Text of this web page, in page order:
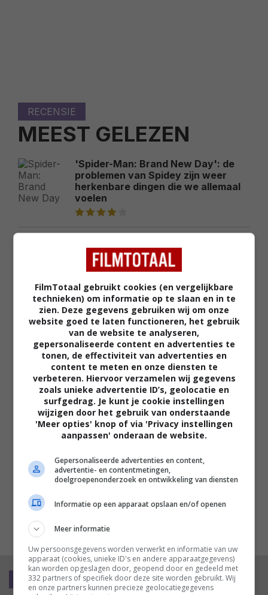
RECENSIE
MEEST GELEZEN
'Spider-Man: Brand New Day': de
problemen van Spidey zijn weer
herkenbare dingen die we allemaal
voelen
commerciële bios, maar te veel
gelikte actie voor de filmhuizen.
'The Christophers': Michaela Coel
en Ian McKellen zijn als de
gemankeerde protagonisten perfect
op elkaar ingespeeld
'De Gaulle: Résistance': humor,
actie en eenvoud maken taaie
geschiedenisles tot meeslepende
publieksfilm
drama over hoe de geest een
tragische gebeurtenis anders
verwerkt dan het lichaam
MEEST GELEZEN
recensie
FilmTotaal gebruikt cookies (en vergelijkbare
technieken) om informatie op te slaan en in te
zien. Deze gegevens gebruiken wij om onze
website goed te laten functioneren, het gebruik
van de website te analyseren,
gepersonaliseerde content en advertenties te
tonen, de effectiviteit van advertenties en
content te meten en onze diensten te
verbeteren. Hiervoor verzamelen wij gegevens
zoals unieke advertentie ID’s, geolocatie en
surfgedrag. Je kunt je cookie instellingen
wijzigen door het gebruik van onderstaande
'Meer opties' knop of via 'Privacy instellingen
aanpassen' onderaan de website.
Gepersonaliseerde advertenties en content,
advertentie- en contentmetingen,
doelgroepenonderzoek en ontwikkeling van diensten
Informatie op een apparaat opslaan en/of openen
Meer informatie
Uw persoonsgegevens worden verwerkt en informatie van uw
apparaat (cookies, unieke ID's en andere apparaatgegevens)
kan worden opgeslagen door, geopend door en gedeeld met
332 partners of specifiek door deze site worden gebruikt. Wij
en onze partners kunnen precieze geolocatiegegevens